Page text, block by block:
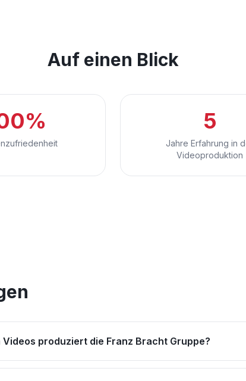
Auf einen Blick
5
Jahre Erfahrung in
Videoproduktion
produziert die Franz Bracht Gruppe?